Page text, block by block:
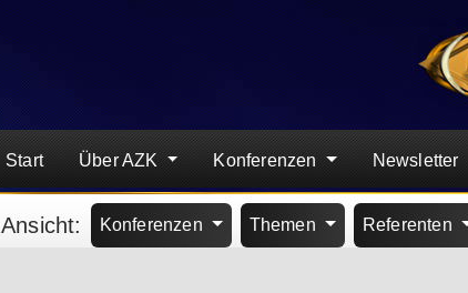
Start Über AZK Konferenzen Newsletter
Ansicht: Konferenzen Themen Referenten